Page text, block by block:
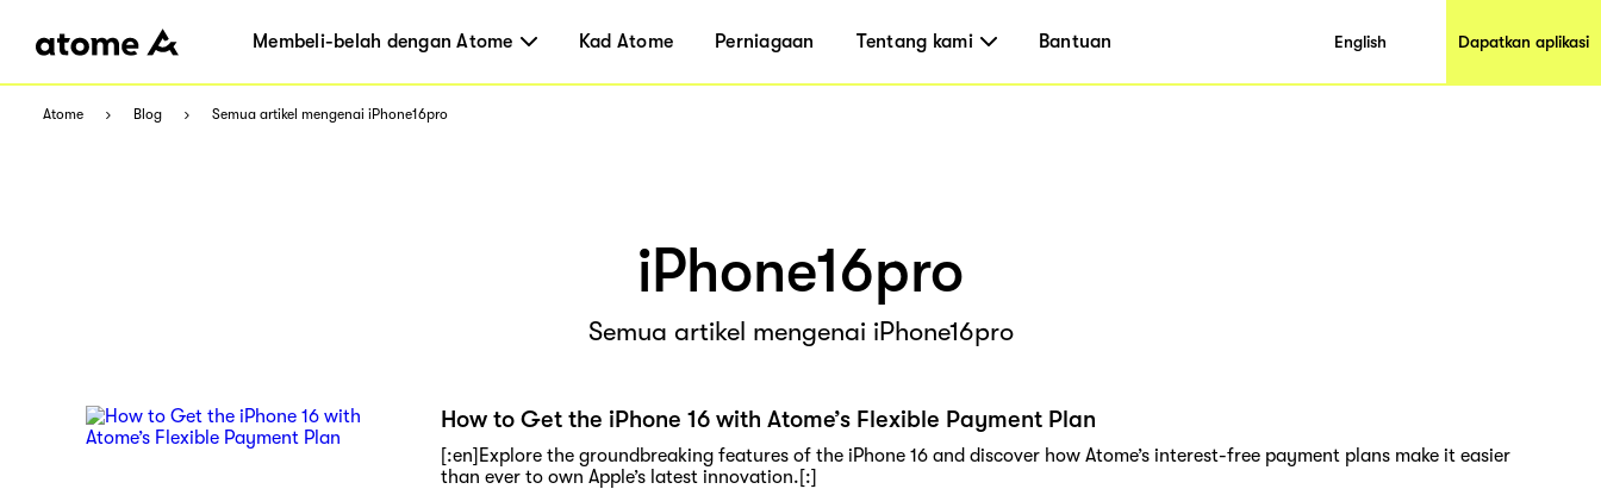
Membeli-belah dengan Atome Kad Atome Perniagaan Tentang kami Bantuan English Dapatkan aplikasi
Atome Blog Semua artikel mengenai iPhone16pro
iPhone16pro
Semua artikel mengenai iPhone16pro
How to Get the iPhone 16 with Atome’s Flexible Payment Plan
[:en]Explore the groundbreaking features of the iPhone 16 and discover how Atome’s interest-free payment plans make it easier
than ever to own Apple’s latest innovation.[:]